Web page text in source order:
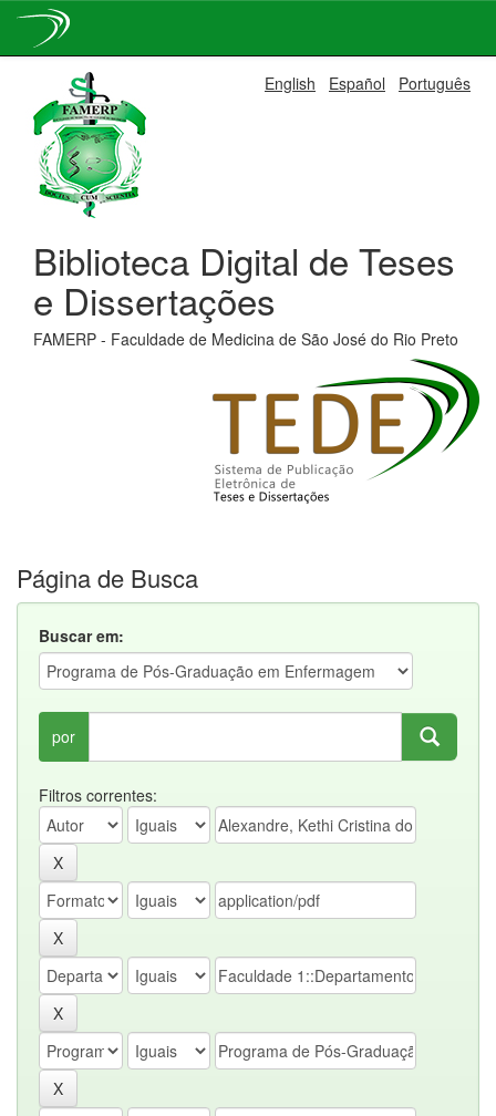
navigation
English Español Português
Biblioteca Digital de Teses
e Dissertações
FAMERP - Faculdade de Medicina de São José do Rio Preto
Página de Busca
Buscar em:
por
Filtros correntes: